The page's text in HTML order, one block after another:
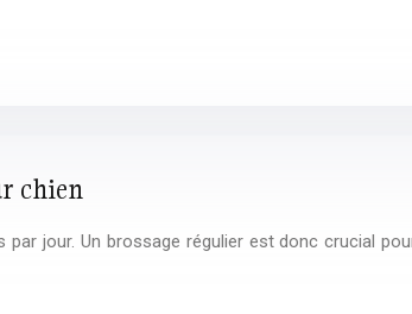
chien
par jour. Un brossage régulier est donc crucial